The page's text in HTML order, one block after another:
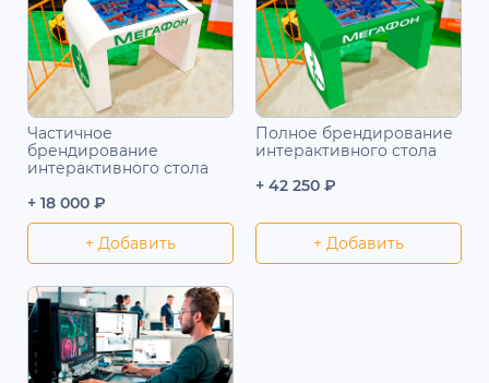
Частичное
брендирование
интерактивного стола
+ 18 000 ₽
+ Добавить
Полное брендирование
интерактивного стола
+ 42 250 ₽
+ Добавить